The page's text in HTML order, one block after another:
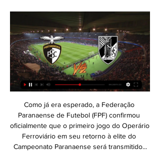
Como já era esperado, a Federação Paranaense de Futebol (FPF) confirmou oficialmente que o primeiro jogo do Operário Ferroviário em seu retorno à elite do Campeonato Paranaense será transmitido...

Portimonense vs Vitória SC 17. 2. 2024 AO VIVO | Futebol Segue ao vivo Portimonense vs Vitória SC 17. 2. 2024 - livescore, audio commentary, estatísticas de confrontos diretos, últimos resultados e muito mais em ...

Resultado de Andirá x Plácido de Castro ao vivo (Campeonato Acreano) e placar do jogo atualizado minuto a minuto. Acompanhe o resultado da partida, saiba quem fez os gols, siga as estatísticas e escalações. Vídeo com transmissão ao vivo do jogo Andirá x Plácido de Castro pela TV ou rádio.

Atlético-GO - Acompanhe as notícias e resultado dos jogos - Gazeta Esportiva Ativar alerta para principais notícias Desativar alertas Siga os passos abaixo para desbloquear as notificações e receber alertas das principais notícias do site.

Essa opção pode ser assistida de qualquer dispositivo móvel que esteja conectado à internet. Clássico. Para muitos, Criciúma x Joinville é o maior clássico de Santa Catarina, embora.

Afogados da Ingazeira, Flamengo de Arcoverde, Serra Talhada e Salgueiro estão na chave A do Pernambucano sub-20 2017 A diretoria de Competições da Federação Pernambucana de Futebol (FPF) realizou, nesta segunda-feira (29), reunião com os clubes …

O Portimonense bateu o Gil Vicente (2-1), hoje, em Barcelos, pela jornada de abertura do Grupo C da Taça da. O ganês Emmanuel Hackman e o brasileiro Wyllian Rocha marcaram os golos que garantiram os três pontos para a equipa de Portimão.

Prefeitura Municipal de São José Fone: (48) 3381-0000 Av. Acioni Souza Filho, 403 Centro - São José/SC - CEP 88.103-790 Atendimento ao Cidadão das 8h às 19h

Review: Gear Fit2 Pro melhora em tudo e agora mede natação Aparelho tem integração com smartphones, mas funciona de forma independente para monitorar exercícios, rastrear localização e.

Bahia foi derrotado pelo Jacuipense neste domingo Na tarde deste domingo, o Bahia acumulou sua segunda derrota no Campeonato Estadual. O Tricolor foi batido, de virada, pela Jacuipense, no Pituaçu, em partida válida pela terceira rodada da competição.

FOTO: DIVULGAÇÃO Flamengo e Coritiba se enfrentam pela terceira rodada do Campeonato Brasileiro na noite deste sábado (15), às 19h30 (horário de Brasília), no Couto Pereira. Os dois times perderam nas duas primeiras rodadas da competição. O Flamengo foi derrotado para o Atlético-MG e pelo Atlético-GO, enquanto o Coxa perdeu para Internacional e Bahia. O […]

Resultados Recreativo da Caála x Progresso, Futebol Angola, Setembro 10 2017. Gols, cartões, alinhamentos, formações, jogadores, árbitros e notícias.

Portimonense x Vitória de Guimarães: onde assistir e 17/01/2022 — Os times Portimonense x Vitória de Guimarães vão competir hoje, segunda-feira (17/01), pela 18° rodada da Primeira Liga Portuguesa.

Caldense x Cruzeiro - Campeonato Mineiro - 2020 - 11ª Rodada. Caldense e Cruzeiro enfrentam-se pela(o) 11ª Rodada do (a) Campeonato Mineiro - 2020. A partida acontece no dia 29/07/2020, as 21:30, horário de Brasília. Este jogo recebeu 10 palpites até o momento em nosso site. MAIS OPÇÕES

Portimonense - Vitória SC placar ao vivo, H2H e escalações Portimonense Vitória SC esultado ao vivo (e transmissão online) começa no dia 17 de fev. de 2024 as 18:00 horário UTC em Portugal, Portimao, ...

Portimonense Sporting Clube vs Vitoria Guimarães ao vivo dentro de 4 horas — Assistir Portimonense Sporting Clube vs Vitoria Guimarães 17.02.2024 ao vivo online ⚽ Transmissão.

V. Guimarães: sem duas peças importantes em Portimão há 1 dia — Jota Silva e Toni Borevkovic falham 22.ª jornada, este sábado, às 18 horas frente ao Portimonense; Álvaro Pacheco deve chamar Manu Silva e ...

assistir Portimonense x Vitória SC ao vivo ver tv online Vit há 3 horas — assistir Portimonense x Vitória SC ao vivo ver tv online Vitória Sport Clube 17/02/2024 Consulte a data e o canal de TV que transmite o jogo ...

“Repudio com veemência as informações a meu respeito contidas na coluna de Daniel Castro, do portal UOL e replicada na IstoÉ, especulando que eu …

Onde assistir ao vivo a Portimonense x Benfica, pelo Portimonense. GUI Vitoria de Guimaraes. Prévia da partida. Por outro lado, o Portimonense ocupa a 17ª posição, com 19 pontos, e luta contra o rebaixamento. O ...

JOGO Vitória SC x Portimonense – 17-09-2023 Ao vivo e online 17/09/2023 — Vitoria Guimaraes. 23-07-2023 Varzim 2 - 2 Vitoria Guimaraes. 22-07-2023 Assistir Vitória SC x Portimonense ao vivo pelo Primeira Liga hoje ...

ᐉ Portimonense x Vitória Guimarães Streaming Ao Vivo, Dica Como assistir Portimonense x Vitória Guimarães em streaming ao vivo. ⚽️ Previsões, mata-mata, estatísticas e placar ao vivo. Primeira Liga 17/02/2024.

Como assistir ao jogo – Académica vs Famalicão ao vivo grátis O jogo Académica vs Famalicão , tem tem transmissão em direto na Sport TV 1. Contudo, nem todas as pessoas que querem ver este jogo vão conseguir estar no Estádio Cidade de Coimbra ou aceder a este canal.

Maria Helena Dos Santos Santos está no Facebook. Participe do Facebook para se conectar com Maria Helena Dos Santos Santos e outros que você talvez conheça. O …

O leilão terá 11 lotes em nove Estados - Amazonas, Bahia, Ceará, Espírito Santo, Goiás, Mato Grosso do Sul, Minas Gerais, Rio Grande do Sul e São Paulo. Serão 25 linhas de transmissão e 12.

Athletic Bilbao x Atlético Madrid ao vivo (Campeonato Espanhol) em 16/03/2019. Resultado de Athletic Bilbao e Atlético Madrid com placar ao vivo online e em tempo real, com vídeo para assistir o jogo.

Mateu Lahoz será el encargado de dirigir el Olympique de Lyon-Bayern de Múnich, a falta de confirmación oficial. El colegiado español estará en las s18 févr. 2017 - Cette épingle a été découverte par Cypher Mind. Découvrez vos propres épingles sur Pinterest et enregistrez-les.

Baixar e ouvir Mineiro2020, download mp3 4shared, youtube palco mp3 Temos um catalógo com milhares de links de mp3 para baixar grátis de forma segura confira!!

Todos os campeoes e vice campeoes estaduais de Santa Catarina da primeira divisão, que ao longo do tempo teve várias denominações, escudo dos clubes e história da fundação da federação

Seminário 'Café conectado' é apresentado em colégio de Lages.. Jornal do Almoço anuncia finalistas do concurso que irá eleger a melhor cuca de Joinville. 31 seg. RBS TV é reconhecida como a emissora de TV aberta de melhor relacionamento com agências.. Criciúma é derrotado pelo Palmeiras.

Taco madeira maciça importado + bola de beisebol em couro importada república dominicana - somente venda - não faço entregas - tratar no watzap 9 9181 7138 - para vender rapido - menor preço já anunciado  …

Feirense vs Sporting Taça de Portugal #JuntoVencemos. Pular para. Seções desta Página. Ajuda de Acessibilidade. Pressione alt + / para abrir este menu. Facebook. Email ou telefone: Senha: Esqueceu a conta? Cadastre-se. Juntos Vencemos fez uma transmissão ao vivo — em.

Ainda sem vencer no Campeonato Brasileiro, o Fluminense volta a entrar em campo neste domingo, contra o Internacional. Pressionado por conta dos resultados ruins, com uma derrota e um empate nas rodadas anteriores, e o baixo rendimento do time, o técnico Odair Hellmann terá mudanças para tentar reverter a má fase e ganhar mais confiança para o complicado mês de agosto que o …

O Brusque Futebol Clube é um clube de futebol brasileiro da cidade de Brusque,. Figueirense, Criciúma e Joinville estavam previamente classificados sem a necessidade de seletiva. O Brusque ficou na sexta colocação,. Eu serei Brusque a vida inteira! Títulos.

Criciúma x Marcílio Dias ao vivo: Onde assistir ao vivo –... diegocvsousa - 02/02/2020 0 Criciúma x Tubarão ao vivo: Onde assistir ao vivo – Campeonato...

O Brusque é o atual campeão da Série D Na madrugada da última quarta-feira, a Confederação Brasileira de Futebol divulgou a tabela, os grupos e o novo regulamento da Série D do Campeonato Brasileiro de 2020. Na contramão das últimas temporadas, a Quarta Divisão deste ano começará com uma fase preliminar com oito clubes das […]

Avaí Brasileirão série A Corinthians Serie A transmissão ao vivo. visualizações: Santos x Chapecoense 19/07/2017. Chapecoense Grêmio Santos Serie A transmissão ao vivo. visualizações:. Atlético-GO Atlético-MG Serie A transmissão ao vivo. visualizações:

O Gil Vicente venceu os dois jogos que teve no seu terreno (3-1 ao Penafiel e 3-0 ao Sp. Covilhã), tendo sido batido no Carregado por 0-1. Pese o jogo ter honras de Transmissão televisiva, através da SPORT TV, o apoio dos adeptos é fundamental para ajudar o Portimonense a conseguir mais uma vitória e a manter a liderança da Liga Vitalis.

O Criciúma, em nota, disse ter tentado viabilizar a presença de torcedores contra o Marcílio Dias, alegando ter feito “inúmeros procedimentos de segurança sanitária” e elaborado “um.

O Dourado não conseguiu segurar o Fantasma que com Bruno Batata abriu o marcador, no segundo tempo e faturou o Brasileirão para o Estado do Paraná. Este é o segundo título brasileiro consecutivo do Operário Ferroviário, que ano passado, venceu o Globo (RN) e foi vencedor da Série D.

Quinta 13 Agosto 2020 - 00h30 - Olímpico Pedro Ludovico (BRA) (Goiânia (GO)) Campeonato Brasileiro 2020 - Campeonato Jornada 2 - Luiz Flávio de Oliveira (BRA) Atlético Goianiense 15 Hyuri 32 Jorginho 61 Gustavo Ferrareis

Assista Fortaleza x Ceará ao vivo pela Copa do Nordeste a partir das 21h30 (de Brasília) com transmissão exclusiva do canal FOX SPORTS. See more Canal anterior Assistir Boston Celtics x Houston Rockets Ao vivo 28/07/2020

VITORIA GUIMARAES X PORTIMONENSE ( EM DIRETO YouTube YouTube 2:15:49 YouTube AUTOGOLO TV 18/09/2023 18/09/2023

Com transmissão da Rádio ODOC,. Santa Catarina pelas quartas de final do Campeonato Estadual. E o retorno da competição teve o empate em 0 a 0 entre Criciúma e Marcílio Dias,.

A Federação Catarinense de Futebol (FCF)